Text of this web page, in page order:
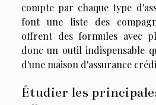
compte par chaque type
font une liste des
offrent des formules avec
donc un outil indispensable
d'une maison d'assurance
Étudier les